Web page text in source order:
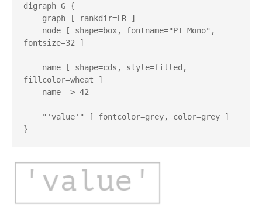
digraph G {
fontsize=32 ]
fillcolor=wheat ]